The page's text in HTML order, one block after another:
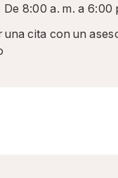
De 8:00 a. m. a 6:00
una cita con un